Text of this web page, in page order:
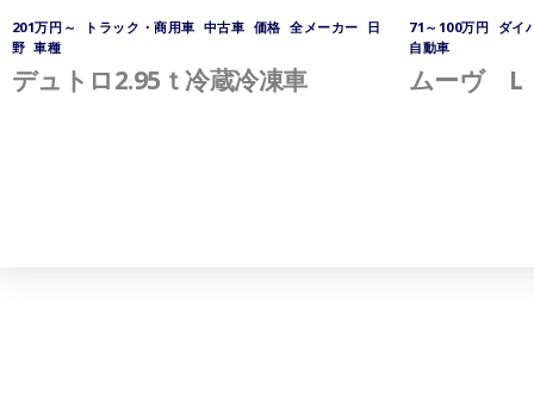
201万円～ トラック・商用車 中古車 価格 全メーカー 日
野 ,車種
デュトロ2.95ｔ冷蔵冷凍車
71～100万円 ダイ
自動車
ムーヴ L